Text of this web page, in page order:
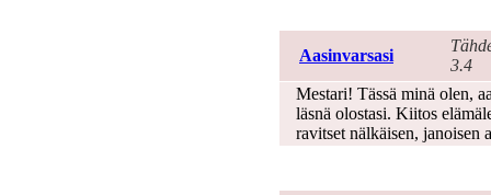
Aasinvarsasi
3.4
Mestari! Tässä minä olen,
läsnä olostasi. Kiitos
ravitset nälkäisen, janoisen